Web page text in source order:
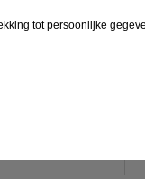
tot persoonlijke